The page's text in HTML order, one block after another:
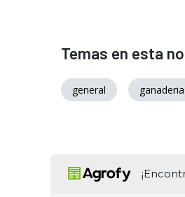
Temas en esta
general ganaderia